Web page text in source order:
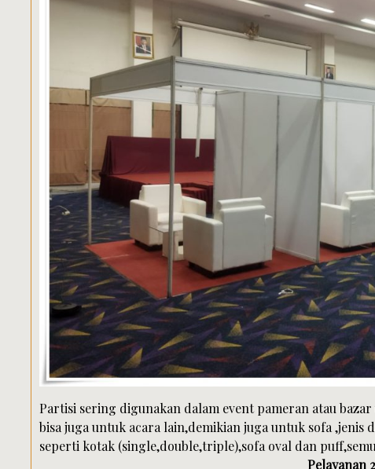
Partisi sering digunakan dalam event pameran atau
bisa juga untuk acara lain,demikian juga untuk sofa ,jenis
seperti kotak (single,double,triple),sofa oval dan
Pelayanan